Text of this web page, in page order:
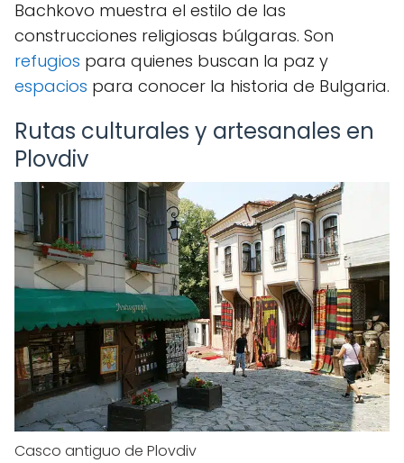
Bachkovo muestra el estilo de las
construcciones religiosas búlgaras. Son
refugios para quienes buscan la paz y
espacios para conocer la historia de Bulgaria.
Rutas culturales y artesanales en
Plovdiv
Casco antiguo de Plovdiv